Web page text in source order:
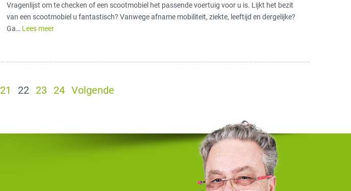
Vragenlijst om te checken of een scootmobiel het passende voertuig voor u is. Lijkt het bezit
van een scootmobiel u fantastisch? Vanwege afname mobiliteit, ziekte, leeftijd en dergelijke?
Ga… Lees meer
21 22 23 24 Volgende